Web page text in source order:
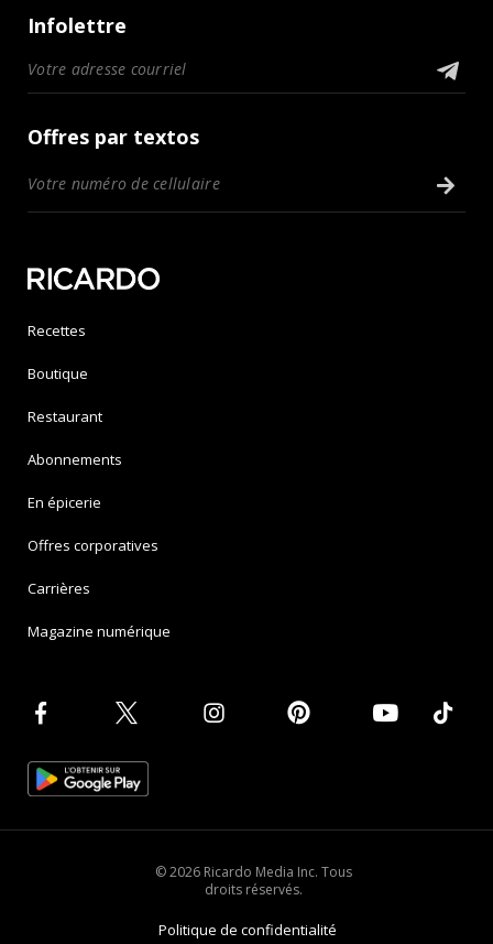
Infolettre
Offres par textos
Recettes
Boutique
Restaurant
Abonnements
En épicerie
Offres corporatives
Carrières
Magazine numérique
© 2026 Ricardo Media Inc. Tous
droits réservés.
Politique de confidentialité